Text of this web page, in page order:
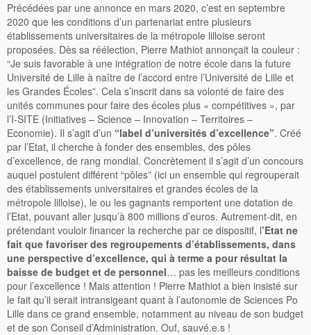
Précédées par une annonce en mars 2020, c’est en septembre
2020 que les conditions d’un partenariat entre plusieurs
établissements universitaires de la métropole lilloise seront
proposées. Dès sa réélection, Pierre Mathiot annonçait la couleur :
“Je suis favorable à une intégration de notre école dans la future
Université de Lille à naître de l’accord entre l’Université de Lille et
les Grandes Écoles”. Cela s’inscrit dans sa volonté de faire des
unités communes pour faire des écoles plus « compétitives », par
l’I-SITE (Initiatives – Science – Innovation – Territoires –
Economie). Il s’agit d’un “label d’universités d’excellence”. Créé
par l’Etat, il cherche à fonder des ensembles, des pôles
d’excellence, de rang mondial. Concrètement il s’agit d’un concours
auquel postulent différent “pôles” (ici un ensemble qui regrouperait
des établissements universitaires et grandes écoles de la
métropole lilloise), le ou les gagnants remportent une dotation de
l’Etat, pouvant aller jusqu’à 800 millions d’euros. Autrement-dit, en
prétendant vouloir financer la recherche par ce dispositif, l’Etat ne
fait que favoriser des regroupements d’établissements, dans
une perspective d’excellence, qui à terme a pour résultat la
baisse de budget et de personnel… pas les meilleurs conditions
pour l’excellence ! Mais attention ! Pierre Mathiot a bien insisté sur
le fait qu’il serait intransigeant quant à l’autonomie de Sciences Po
Lille dans ce grand ensemble, notamment au niveau de son budget
et de son Conseil d’Administration. Ouf, sauvé.e.s !